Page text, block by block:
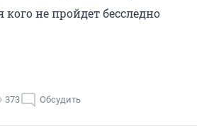
не пройдет бесследно
373 Обсудить